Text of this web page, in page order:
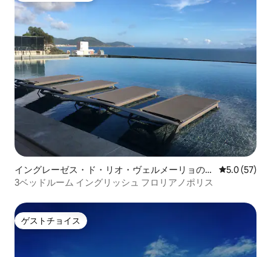
イングレーゼス・ド・リオ・ヴェルメーリョのマ
ンション・アパート
レビュー57
5.0 (57)
3ベッドルーム イングリッシュ フロリアノポリス
ゲストチョイス
ゲストチョイス